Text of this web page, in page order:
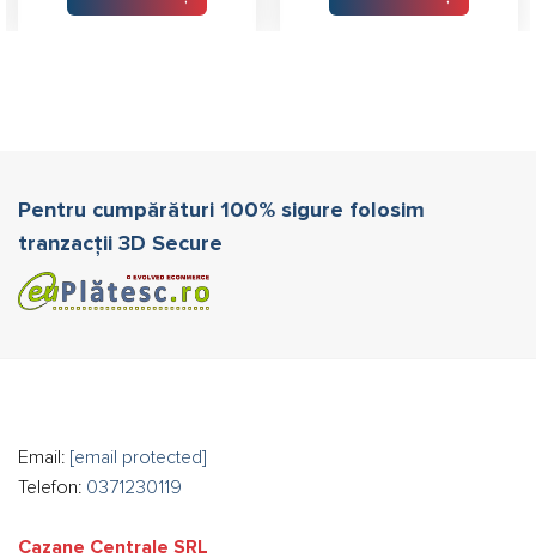
Pentru cumpărături 100% sigure folosim
tranzacții 3D Secure
Email: [email protected]
Telefon: 0371230119
Cazane Centrale SRL